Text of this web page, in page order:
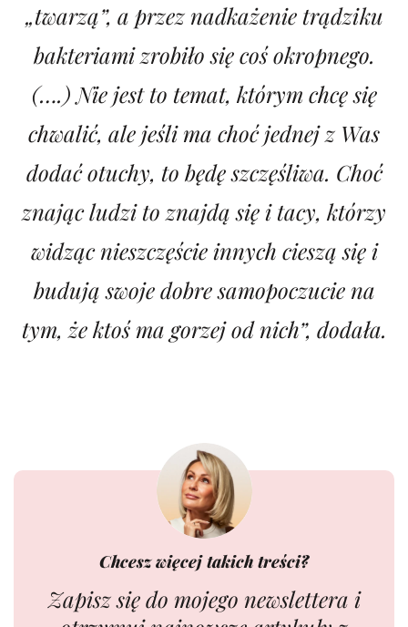
„twarzą”, a przez nadkażenie trądziku
bakteriami zrobiło się coś okropnego.
(….) Nie jest to temat, którym chcę się
chwalić, ale jeśli ma choć jednej z Was
dodać otuchy, to będę szczęśliwa. Choć
znając ludzi to znajdą się i tacy, którzy
widząc nieszczęście innych cieszą się i
budują swoje dobre samopoczucie na
tym, że ktoś ma gorzej od nich”, dodała.
Chcesz więcej takich treści?
Zapisz się do mojego newslettera i